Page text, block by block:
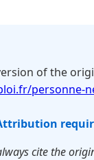
of the
personne-
cite the